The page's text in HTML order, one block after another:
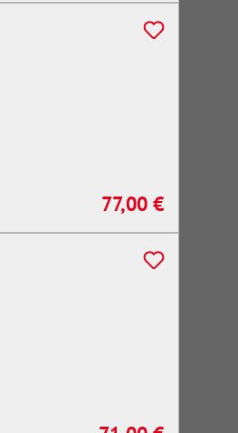
Regulärer Preis:
77,00 €